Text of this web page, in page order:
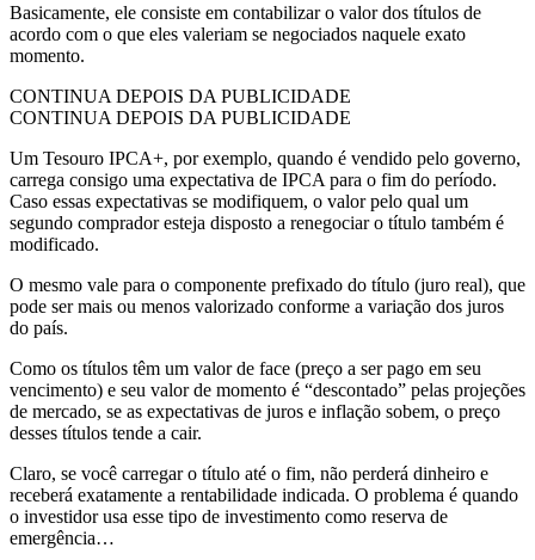
Basicamente, ele consiste em contabilizar o valor dos títulos de
acordo com o que eles valeriam se negociados naquele exato
momento.
CONTINUA DEPOIS DA PUBLICIDADE
CONTINUA DEPOIS DA PUBLICIDADE
Um Tesouro IPCA+, por exemplo, quando é vendido pelo governo,
carrega consigo uma expectativa de IPCA para o fim do período.
Caso essas expectativas se modifiquem, o valor pelo qual um
segundo comprador esteja disposto a renegociar o título também é
modificado.
O mesmo vale para o componente prefixado do título (juro real), que
pode ser mais ou menos valorizado conforme a variação dos juros
do país.
Como os títulos têm um valor de face (preço a ser pago em seu
vencimento) e seu valor de momento é “descontado” pelas projeções
de mercado, se as expectativas de juros e inflação sobem, o preço
desses títulos tende a cair.
Claro, se você carregar o título até o fim, não perderá dinheiro e
receberá exatamente a rentabilidade indicada. O problema é quando
o investidor usa esse tipo de investimento como reserva de
emergência…